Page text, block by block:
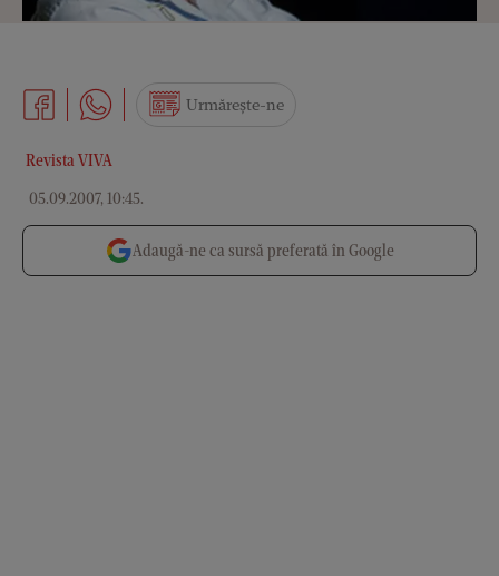
Revista VIVA
05.09.2007, 10:45.
Urmărește-ne
Adaugă-ne ca sursă preferată în Google